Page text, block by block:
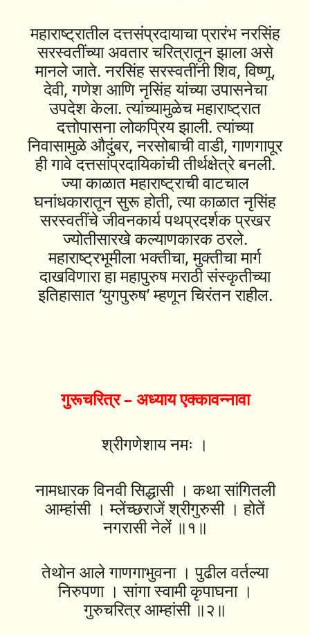
महाराष्ट्रातील दत्तसंप्रदायाचा प्रारंभ नरसिंह
सरस्वतींच्या अवतार चरित्रातून झाला असे
मानले जाते. नरसिंह सरस्वतींनी शिव, विष्णू,
देवी, गणेश आणि नृसिंह यांच्या उपासनेचा
उपदेश केला. त्यांच्यामुळेच महाराष्ट्रात
दत्तोपासना लोकप्रिय झाली. त्यांच्या
निवासामुळे औदुंबर, नरसोबाची वाडी, गाणगापूर
ही गावे दत्तसांप्रदायिकांची तीर्थक्षेत्रे बनली.
ज्या काळात महाराष्ट्राची वाटचाल
घनांधकारातून सुरू होती, त्या काळात नृसिंह
सरस्वतींचे जीवनकार्य पथप्रदर्शक प्रखर
ज्योतीसारखे कल्याणकारक ठरले.
महाराष्ट्रभूमीला भक्तीचा, मुक्तीचा मार्ग
दाखविणारा हा महापुरुष मराठी संस्कृतीच्या
इतिहासात ‘युगपुरुष’ म्हणून चिरंतन राहील.
गुरूचरित्र – अध्याय एक्कावन्नावा
श्रीगणेशाय नमः ।
नामधारक विनवी सिद्धासी । कथा सांगितली
आम्हांसी । म्लेंच्छराजें श्रीगुरुसी । होतें
नगरासी नेलें ॥१॥
तेथोन आले गाणगाभुवना । पुढील वर्तल्या
निरुपणा । सांगा स्वामी कृपाघना ।
गुरुचरित्र आम्हांसी ॥२॥